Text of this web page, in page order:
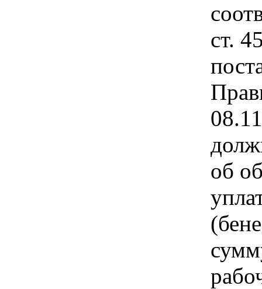
ст.
об